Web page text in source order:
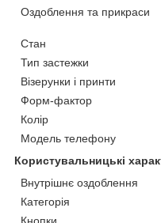
Оздоблення та прикраси
Стан
Тип застежки
Візерунки і принти
Форм-фактор
Колір
Модель телефону
Користувальницькі
Внутрішнє оздоблення
Категорія